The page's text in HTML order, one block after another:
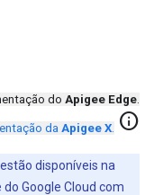
do Apigee Edge.
da Apigee X. info
disponíveis na
Google Cloud com